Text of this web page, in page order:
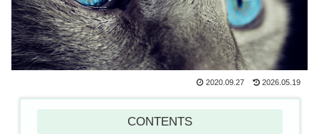
2020.09.27 2026.05.19
CONTENTS